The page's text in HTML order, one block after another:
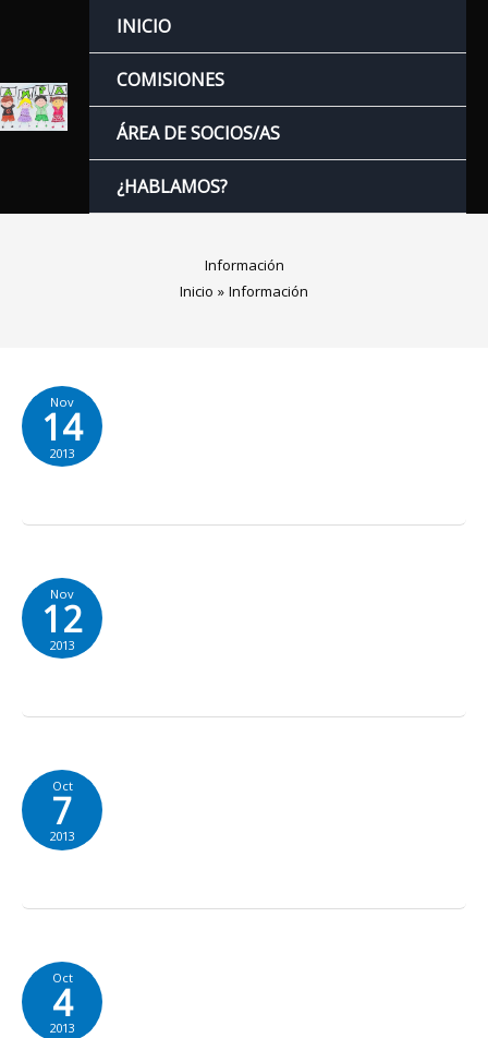
INICIO
COMISIONES
ÁREA DE SOCIOS/AS
¿HABLAMOS?
Información
Inicio
Información
Nov
14
2013
Nov
12
2013
Oct
7
2013
Oct
4
2013